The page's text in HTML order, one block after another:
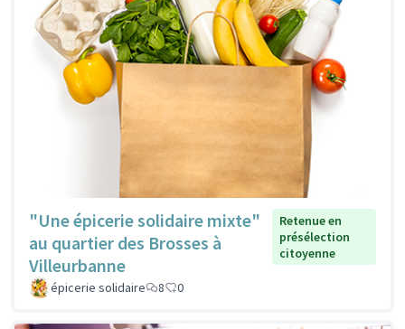
"Une épicerie solidaire mixte"
au quartier des Brosses à
Villeurbanne
Retenue en
présélection
citoyenne
épicerie solidaire 8 0